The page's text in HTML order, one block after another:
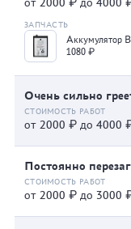
Аккумулятор
1080 ₽
Очень сильно
от 2000 ₽ до 4000
Постоянно
от 2000 ₽ до 3000